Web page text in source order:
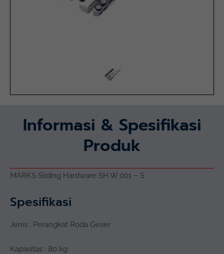
Informasi & Spesifikasi
Produk
MARKS Sliding Hardware SH W 001 – S
Spesifikasi
Jenis : Perangkat Roda Geser
Kapasitas : 80 kg